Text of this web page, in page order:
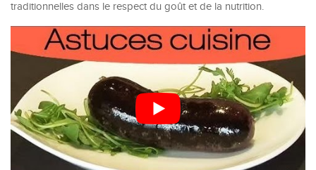
traditionnelles dans le respect du goût et de la nutrition.